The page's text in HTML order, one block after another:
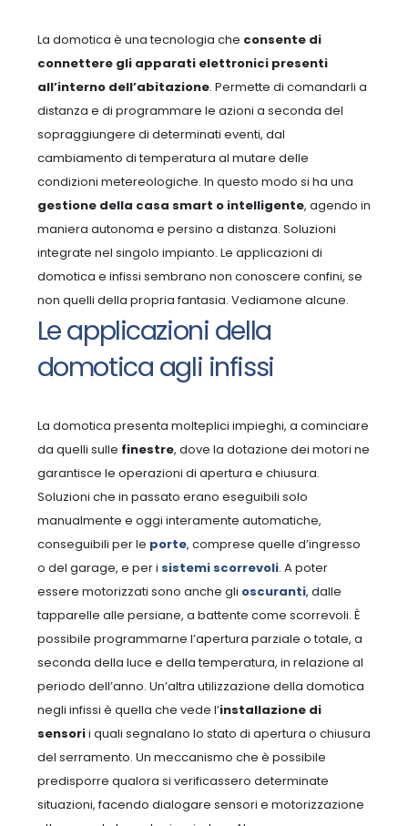
La domotica è una tecnologia che consente di
connettere gli apparati elettronici presenti
all’interno dell’abitazione. Permette di comandarli a
distanza e di programmare le azioni a seconda del
sopraggiungere di determinati eventi, dal
cambiamento di temperatura al mutare delle
condizioni metereologiche. In questo modo si ha una
gestione della casa smart o intelligente, agendo in
maniera autonoma e persino a distanza. Soluzioni
integrate nel singolo impianto. Le applicazioni di
domotica e infissi sembrano non conoscere confini, se
non quelli della propria fantasia. Vediamone alcune.
Le applicazioni della
domotica agli infissi
La domotica presenta molteplici impieghi, a cominciare
da quelli sulle finestre, dove la dotazione dei motori ne
garantisce le operazioni di apertura e chiusura.
Soluzioni che in passato erano eseguibili solo
manualmente e oggi interamente automatiche,
conseguibili per le porte, comprese quelle d’ingresso
o del garage, e per i sistemi scorrevoli. A poter
essere motorizzati sono anche gli oscuranti, dalle
tapparelle alle persiane, a battente come scorrevoli. È
possibile programmarne l’apertura parziale o totale, a
seconda della luce e della temperatura, in relazione al
periodo dell’anno. Un’altra utilizzazione della domotica
negli infissi è quella che vede l’installazione di
sensorii quali segnalano lo stato di apertura o chiusura
del serramento. Un meccanismo che è possibile
predisporre qualora si verificassero determinate
situazioni, facendo dialogare sensori e motorizzazione